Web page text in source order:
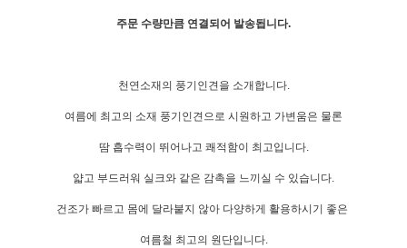
주문 수량만큼 연결되어 발송됩니다.
천연소재의 풍기인견을 소개합니다.
여름에 최고의 소재 풍기인견으로 시원하고 가변움은 물론
땀 흡수력이 뛰어나고 쾌적함이 최고입니다.
얇고 부드러워 실크와 같은 감촉을 느끼실 수 있습니다.
건조가 빠르고 몸에 달라붙지 않아 다양하게 활용하시기 좋은
여름철 최고의 원단입니다.